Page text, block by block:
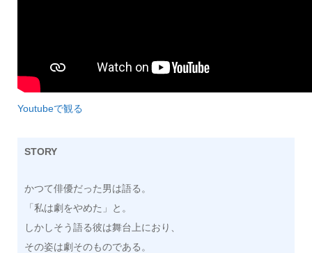
Youtubeで観る
STORY
かつて俳優だった男は語る。
「私は劇をやめた」と。
しかしそう語る彼は舞台上におり、
その姿は劇そのものである。